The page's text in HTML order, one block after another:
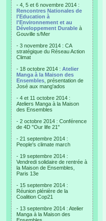
- 4, 5 et 6 novembre 2014 :
Rencontres Nationales de
l'Education à
l'Environnement et au
Développement Durable à
Gouville s/Mer
- 3 novembre 2014 : CA
stratégique du Réseau Action
Climat
- 18 octobre 2014 : Atelier
Manga à la Maison des
Ensembles , présentation de
José aux mang'ados
- 4 et 11 octobre 2014 :
Ateliers Manga à la Maison
des Ensembles
- 2 octobre 2014 : Conférence
de 4D "Our life 21"
- 21 septembre 2014 :
People's climate march
- 19 septembre 2014 :
Vendredi solidaire de rentrée à
la Maison de Ensembles,
Paris 13e
- 15 septembre 2014 :
Réunion plénière de la
Coalition Cop21
- 13 septembre 2014 : Atelier
Manga à la Maison des